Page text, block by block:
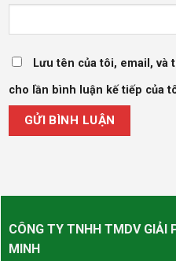
Lưu tên của tôi, email,
cho lần bình luận kế tiếp của
CÔNG TY TNHH TMDV GIẢI
MINH